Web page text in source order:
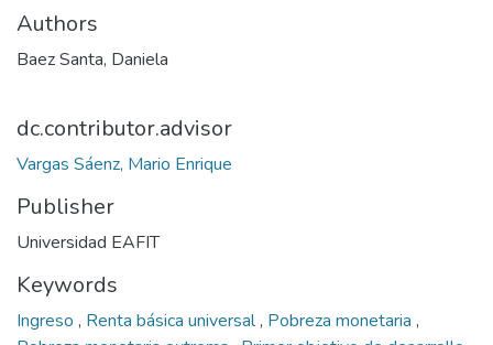
Authors
Baez Santa, Daniela
dc.contributor.advisor
Vargas Sáenz, Mario Enrique
Publisher
Universidad EAFIT
Keywords
Ingreso , Renta básica universal, Pobreza monetaria ,